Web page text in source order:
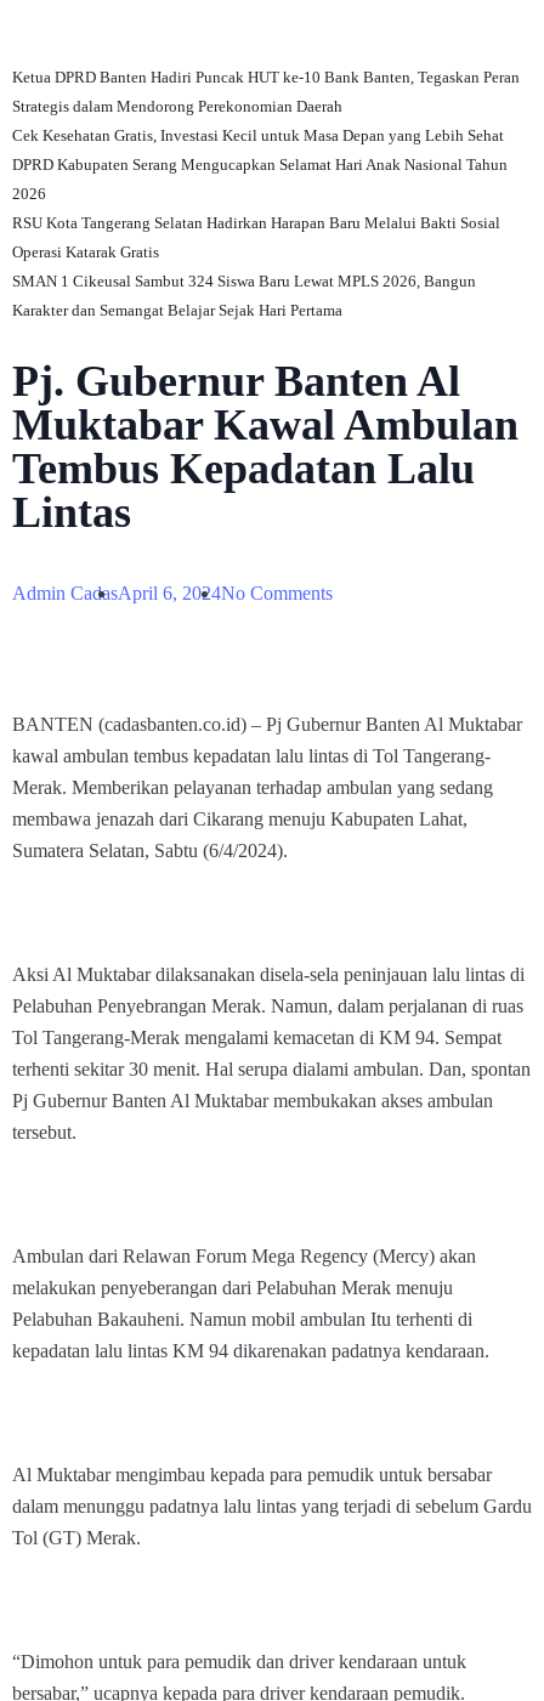
Ketua DPRD Banten Hadiri Puncak HUT ke-10 Bank Banten, Tegaskan Peran
Strategis dalam Mendorong Perekonomian Daerah
Cek Kesehatan Gratis, Investasi Kecil untuk Masa Depan yang Lebih Sehat
DPRD Kabupaten Serang Mengucapkan Selamat Hari Anak Nasional Tahun
2026
RSU Kota Tangerang Selatan Hadirkan Harapan Baru Melalui Bakti Sosial
Operasi Katarak Gratis
SMAN 1 Cikeusal Sambut 324 Siswa Baru Lewat MPLS 2026, Bangun
Karakter dan Semangat Belajar Sejak Hari Pertama
Pj. Gubernur Banten Al
Muktabar Kawal Ambulan
Tembus Kepadatan Lalu
Lintas
Admin CadasApril 6, 2024No Comments
BANTEN (cadasbanten.co.id) – Pj Gubernur Banten Al Muktabar
kawal ambulan tembus kepadatan lalu lintas di Tol Tangerang-
Merak. Memberikan pelayanan terhadap ambulan yang sedang
membawa jenazah dari Cikarang menuju Kabupaten Lahat,
Sumatera Selatan, Sabtu (6/4/2024).
Aksi Al Muktabar dilaksanakan disela-sela peninjauan lalu lintas di
Pelabuhan Penyebrangan Merak. Namun, dalam perjalanan di ruas
Tol Tangerang-Merak mengalami kemacetan di KM 94. Sempat
terhenti sekitar 30 menit. Hal serupa dialami ambulan. Dan, spontan
Pj Gubernur Banten Al Muktabar membukakan akses ambulan
tersebut.
Ambulan dari Relawan Forum Mega Regency (Mercy) akan
melakukan penyeberangan dari Pelabuhan Merak menuju
Pelabuhan Bakauheni. Namun mobil ambulan Itu terhenti di
kepadatan lalu lintas KM 94 dikarenakan padatnya kendaraan.
Al Muktabar mengimbau kepada para pemudik untuk bersabar
dalam menunggu padatnya lalu lintas yang terjadi di sebelum Gardu
Tol (GT) Merak.
“Dimohon untuk para pemudik dan driver kendaraan untuk
bersabar,” ucapnya kepada para driver kendaraan pemudik.